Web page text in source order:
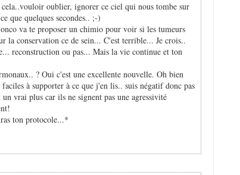
oublier, ignorer ce ciel qui nous tombe sur
que quelques secondes.. ;-)
va te proposer un chimio pour voir si les tumeurs
la conservation ce de sein... C'est terrible... Je crois..
reconstruction ou pas... Mais la vie continue et ton
? Oui c'est une excellente nouvelle. Oh bien
à supporter à ce que j'en lis.. suis négatif donc pas
vrai plus car ils ne signent pas une agressivité
ton protocole...*